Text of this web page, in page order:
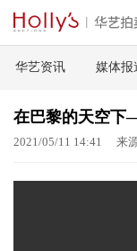
首页
拍卖预展
华艺资讯 媒体报
在巴黎的天空下
2021/05/11 14:41 来